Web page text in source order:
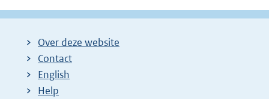
Over deze website
Contact
English
Help